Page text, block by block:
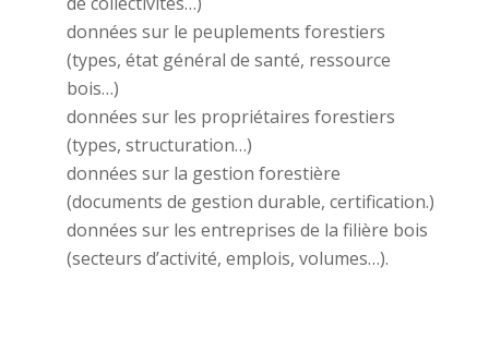
données sur le peuplements forestiers
(types, état général de santé, ressource
bois…)
données sur les propriétaires forestiers
(types, structuration…)
données sur la gestion forestière
(documents de gestion durable, certification.)
données sur les entreprises de la filière bois
(secteurs d’activité, emplois, volumes…).